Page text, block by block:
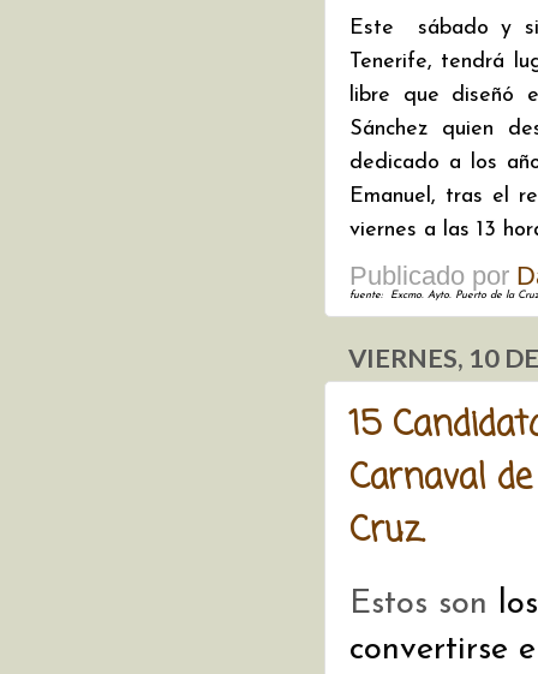
Este  sábado y
Tenerife, tendrá
libre que diseñó
Sánchez quien
dedicado a los
Emanuel, tras el
viernes a las 13
fuente:  Excmo. Ayto. Puerto de la Cruz
Publicado por
VIERNES, 10
15
Carnaval
Cruz.
Estos son
convertirse